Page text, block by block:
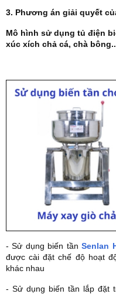
3. Phương án giải quyết
Mô hình sử dụng tủ điện
xúc xích chả cá, chà
- Sử dụng biến tầnSenlan
được cài đặt chế độ hoạt
khác nhau
- Sử dụng biến tần lắp đặt